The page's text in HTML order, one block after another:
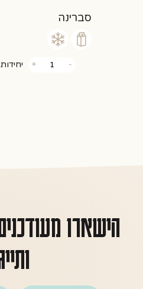
סברינה
-של
+ יחידות
הישארו